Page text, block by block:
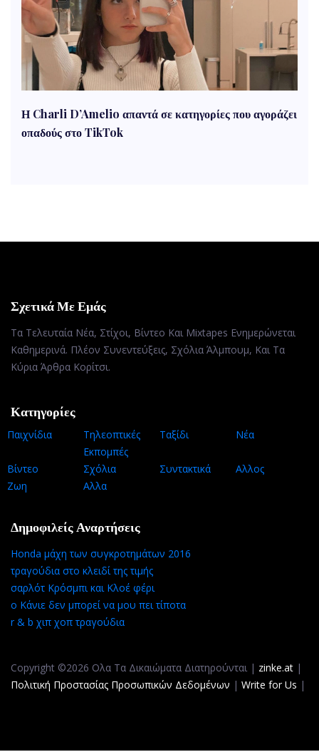
Η Charli D’Amelio απαντά σε κατηγορίες που αγοράζει
οπαδούς στο TikTok
Σχετικά Με Εμάς
Τα Τελευταία Νέα, Στίχοι, Βίντεο Και Mixtapes Ενημερώνεται
Καθημερινά. Πλέον Συνεντεύξεις, Σχόλια Άλμπουμ, Και Τα
Κύρια Άρθρα Κορίτσι.
Κατηγορίες
Παιχνίδια
Τηλεοπτικές
Εκπομπές
Ταξίδι Νέα
Βίντεο Σχόλια Συντακτικά
Αλλος
Ζωη
Αλλα
Δημοφιλείς Αναρτήσεις
Honda μάχη των συγκροτημάτων 2016
τραγούδια στο κλειδί της τιμής
σαρλότ Κρόσμπι και Κλοέ φέρι
ο Κάνιε δεν μπορεί να μου πει τίποτα
r & b χιπ χοπ τραγούδια
Copyright ©2026 Ολα Τα Δικαιώματα Διατηρούνται | zinke.at |
Πολιτική Προστασίας Προσωπικών Δεδομένων | Write for Us |